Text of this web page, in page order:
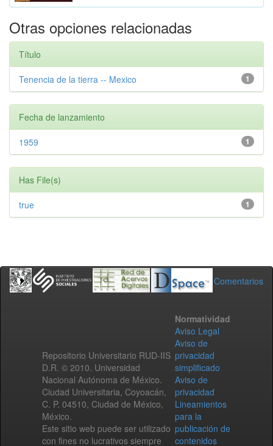
Otras opciones relacionadas
Título
1
Tenencia de la tierra -- Mexico
Fecha de lanzamiento
1
1959
Has File(s)
1
true
Comentarios
Repositorio Universitario RUD-IIS
D.R. © 2010. Universidad
Nacional Autónoma de México.
Ciudad Universitaria, Coyoacán,
C. P. 04510, Ciudad de México,
México.
Este sitio web puede ser utilizado
con fines no lucrativos siempre
Normatividad
Aviso Legal
Aviso de
privacidad
simplificado
Aviso de
privacidad
Lineamientos
para la
publicación de
contenidos